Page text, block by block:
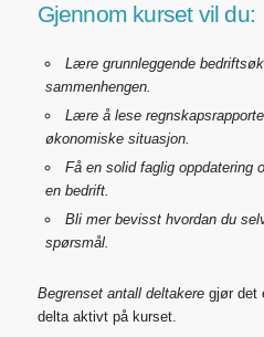
Gjennom kurset vil du:
Lære grunnleggende
sammenhengen.
Lære å lese
økonomiske situasjon.
Få en solid faglig oppdatering
en bedrift.
Bli mer bevisst hvordan du
spørsmål.
Begrenset antall deltakeregjør det
delta aktivt på kurset.